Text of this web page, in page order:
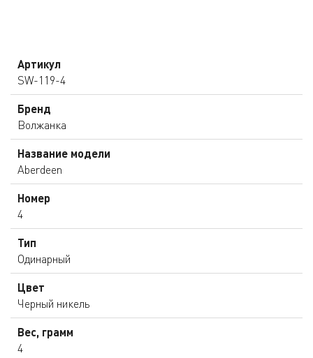
Артикул
SW-119-4
Бренд
Волжанка
Название модели
Aberdeen
Номер
4
Тип
Одинарный
Цвет
Черный никель
Вес, грамм
4